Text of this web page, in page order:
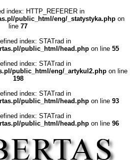
index: HTTP_REFERER in
public_html/eng/_statystyka.php on
line 77
index: STATrad in
public_html/head.phpon line 55
index: STATrad in
public_html/eng/_artykul2.php on line
198
index: STATrad in
public_html/head.phpon line 93
index: STATrad in
public_html/head.phpon line 96